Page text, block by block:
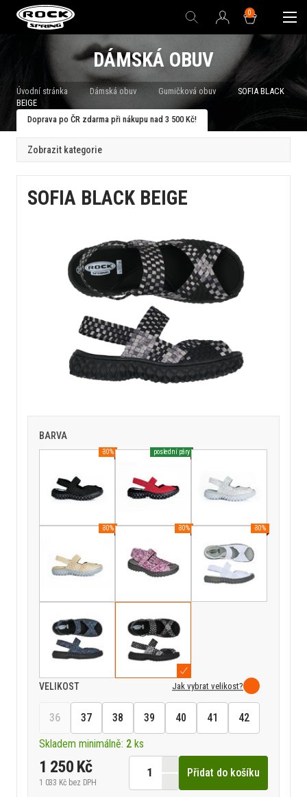
0
DÁMSKÁ OBUV
Úvodní stránka Dámská obuv Gumičková obuv
SOFIA BLACK
BEIGE
Doprava po ČR zdarma při nákupu nad 3 500 Kč!
SOFIA BLACK BEIGE
BARVA
-30% poslední páry
-30% -30% -30%
VELIKOST Jak vybrat velikost?
36 37 38 39 40 41
42
Skladem minimálně: 2 ks
1 250 Kč
1 033 Kč bez DPH
Přidat do košíku
Zobrazit kategorie